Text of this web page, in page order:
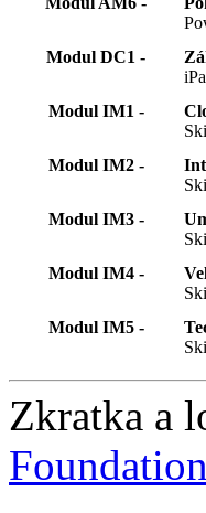
Modul DC1 -
Modul IM1 -
Modul IM2 -
Modul IM3 -
Modul IM4 -
Modul IM5 -
Zkratka a
Foundation